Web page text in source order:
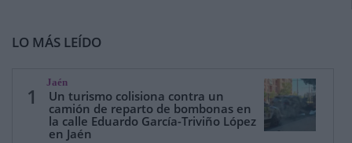
LO MÁS LEÍDO
1
Jaén
Un turismo colisiona contra un
camión de reparto de bombonas en
la calle Eduardo García-Triviño López
en Jaén